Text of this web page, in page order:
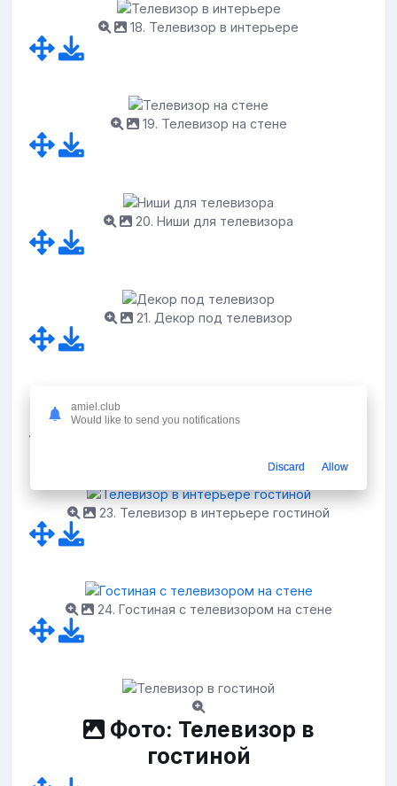
18. Телевизор в интерьере
19. Телевизор на стене
20. Ниши для телевизора
21. Декор под телевизор
22. Отделка декоративным кирпичом
23. Телевизор в интерьере гостиной
24. Гостиная с телевизором на стене
Фото: Телевизор в
гостиной
amiel.club
Would like to send you notifications
Discard Allow